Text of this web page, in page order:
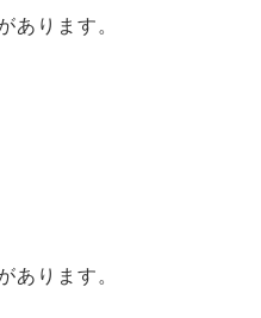
ります。
ります。